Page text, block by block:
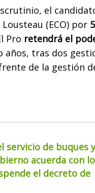
el
(ECO) por
Pro retendrá el
tras dos
de la gestión
servicio de buques y
acuerda con
el decreto de